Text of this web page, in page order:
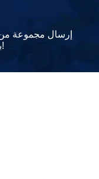
إرسال مجموعة من
بقيمة 10000 يوان التوزيع المجاني!